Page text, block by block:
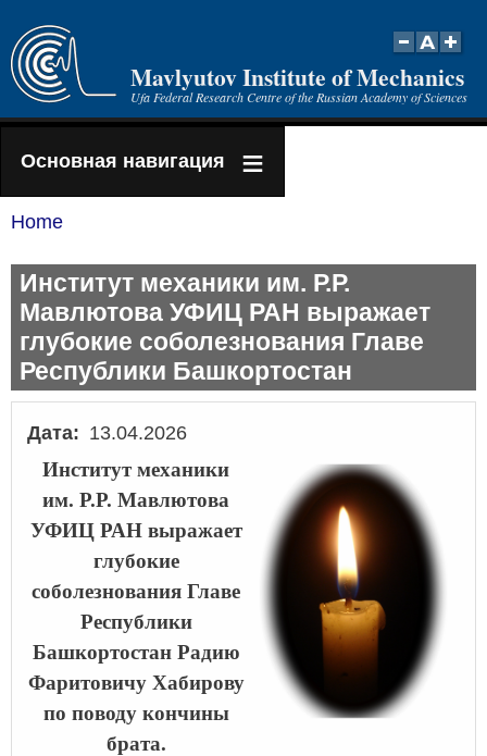
Skip
to
main
content
Mavlyutov Institute of Mechanics
Ufa Federal Research Centre of the Russian Academy of Sciences
Основная навигация
Home
Институт механики им. Р.Р.
Мавлютова УФИЦ РАН выражает
глубокие соболезнования Главе
Республики Башкортостан
Дата 13.04.2026
Институт механики
им. Р.Р. Мавлютова
УФИЦ РАН выражает
глубокие
соболезнования Главе
Республики
Башкортостан Радию
Фаритовичу Хабирову
по поводу кончины
брата.